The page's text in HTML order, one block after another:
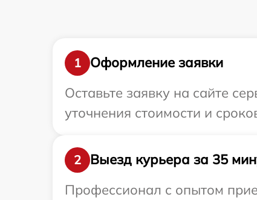
1
Оформление заявки
Оставьте заявку на сайте
уточнения стоимости и
2
Выезд курьера за 35
Профессионал с опытом